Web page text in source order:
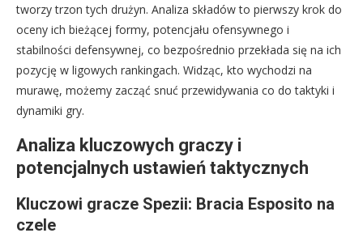
tworzy trzon tych drużyn. Analiza składów to pierwszy krok do
oceny ich bieżącej formy, potencjału ofensywnego i
stabilności defensywnej, co bezpośrednio przekłada się na ich
pozycję w ligowych rankingach. Widząc, kto wychodzi na
murawę, możemy zacząć snuć przewidywania co do taktyki i
dynamiki gry.
Analiza kluczowych graczy i
potencjalnych ustawień taktycznych
Kluczowi gracze Spezii: Bracia Esposito na
czele